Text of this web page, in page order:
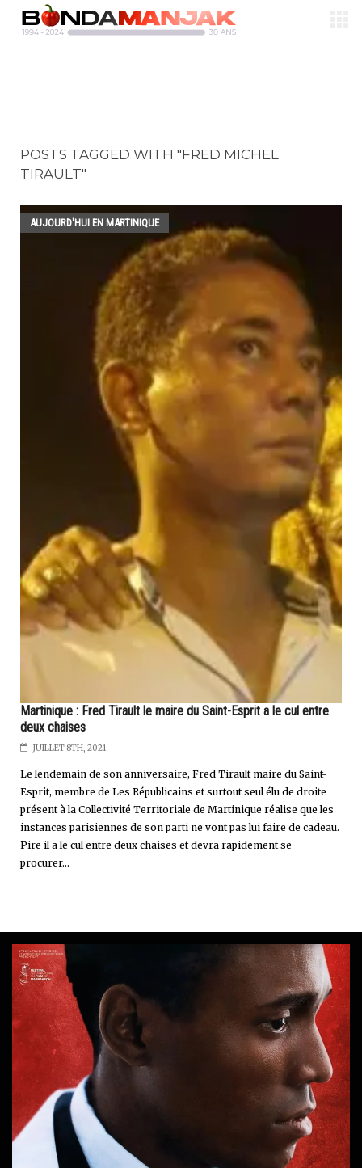
POSTS TAGGED WITH "FRED MICHEL
TIRAULT"
AUJOURD'HUI EN MARTINIQUE
Martinique : Fred Tirault le maire du Saint-Esprit a le cul entre
deux chaises
JUILLET 8TH, 2021
Le lendemain de son anniversaire, Fred Tirault maire du Saint-
Esprit, membre de Les Républicains et surtout seul élu de droite
présent à la Collectivité Territoriale de Martinique réalise que les
instances parisiennes de son parti ne vont pas lui faire de cadeau.
Pire il a le cul entre deux chaises et devra rapidement se
procurer...